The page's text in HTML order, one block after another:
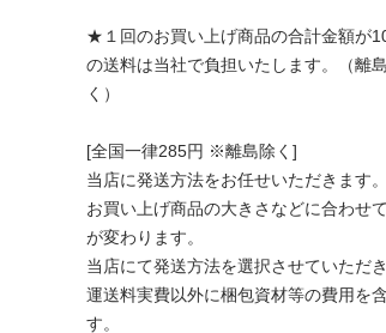
★１回のお買い上げ商品の合計金額が
の送料は当社で負担いたします。（離
く）
[全国一律285円 ※離島除く]
当店に発送方法をお任せいただきます。
お買い上げ商品の大きさなどに合わせ
が変わります。
当店にて発送方法を選択させていただき
運送料実費以外に梱包資材等の費用を
す。